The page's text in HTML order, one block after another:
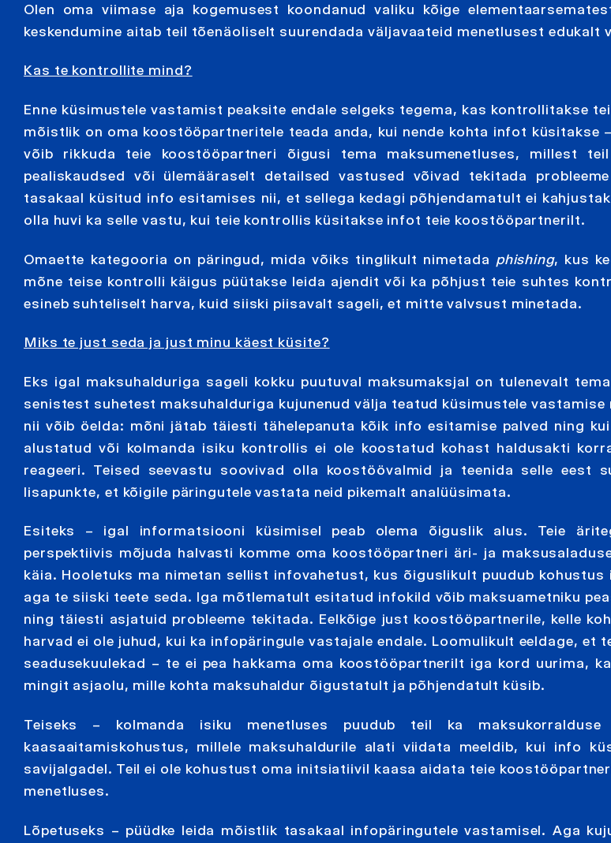
Olen oma viimase aja kogemusest koondanud valiku kõige
keskendumine aitab teil tõenäoliselt suurendada väljavaateid menetlusest edukalt
Kas te kontrollite mind?
Enne küsimustele vastamist peaksite endale selgeks tegema, kas kontrollitakse
mõistlik on oma koostööpartneritele teada anda, kui nende kohta infot küsitakse
võib rikkuda teie koostööpartneri õigusi tema maksumenetluses, millest
pealiskaudsed või ülemääraselt detailsed vastused võivad tekitada
tasakaal küsitud info esitamises nii, et sellega kedagi põhjendamatult ei
olla huvi ka selle vastu, kui teie kontrollis küsitakse infot teie koostööpartnerilt.
Omaette kategooria on päringud, mida võiks tinglikult nimetada phishing, kus
mõne teise kontrolli käigus püütakse leida ajendit või ka põhjust teie suhtes
esineb suhteliselt harva, kuid siiski piisavalt sageli, et mitte valvsust minetada.
Miks te just seda ja just minu käest küsite?
Eks igal maksuhalduriga sageli kokku puutuval maksumaksjal on tulenevalt
senistest suhetest maksuhalduriga kujunenud välja teatud küsimustele
nii võib öelda: mõni jätab täiesti tähelepanuta kõik info esitamise palved ning
alustatud või kolmanda isiku kontrollis ei ole koostatud kohast haldusakti
reageeri. Teised seevastu soovivad olla koostöövalmid ja teenida selle eest
lisapunkte, et kõigile päringutele vastata neid pikemalt analüüsimata.
Esiteks – igal informatsiooni küsimisel peab olema õiguslik alus. Teie
perspektiivis mõjuda halvasti komme oma koostööpartneri äri- ja
käia. Hooletuks ma nimetan sellist infovahetust, kus õiguslikult puudub
aga te siiski teete seda. Iga mõtlematult esitatud infokild võib maksuametniku
ning täiesti asjatuid probleeme tekitada. Eelkõige just koostööpartnerile, kelle
harvad ei ole juhud, kui ka infopäringule vastajale endale. Loomulikult eeldage, et
seadusekuulekad – te ei pea hakkama oma koostööpartnerilt iga kord uurima,
mingit asjaolu, mille kohta maksuhaldur õigustatult ja põhjendatult küsib.
Teiseks – kolmanda isiku menetluses puudub teil ka maksukorralduse
kaasaaitamiskohustus, millele maksuhaldurile alati viidata meeldib, kui info
savijalgadel. Teil ei ole kohustust oma initsiatiivil kaasa aidata teie
menetluses.
Lõpetuseks – püüdke leida mõistlik tasakaal infopäringutele vastamisel. Aga